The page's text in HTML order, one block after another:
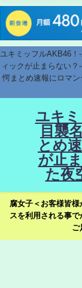
ユキミッフルAKB46
ィックが止まらない
愕まとめ速報にロマ
ユキ
目襲
とめ
が止
た夜
腐女子＜お客様皆
スを利用される事
ご